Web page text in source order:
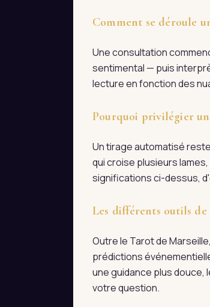
Comment se déroule
Une consultation
sentimental — puis
lecture en fonction des
Pourquoi privilégier
Un tirage automatisé
qui croise plusieurs
significations ci-dessus,
Les différents outils
Outre le Tarot de
prédictions
une guidance plus
votre question.